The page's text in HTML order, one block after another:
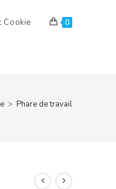
Cookie 0
> Phare de travail